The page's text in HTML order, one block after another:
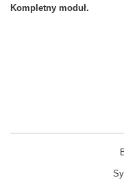
Kompletny moduł.